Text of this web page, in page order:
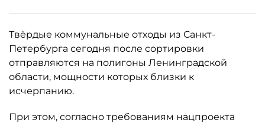
Твёрдые коммунальные отходы из Санкт-
Петербурга сегодня после сортировки
отправляются на полигоны Ленинградской
области, мощности которых близки к
исчерпанию.
При этом, согласно требованиям нацпроекта